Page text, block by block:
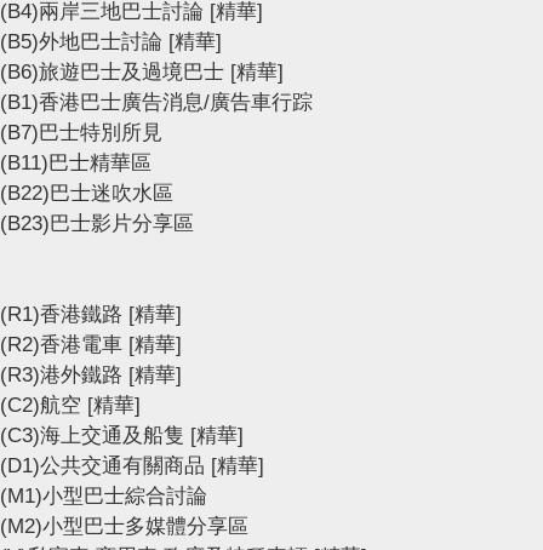
(B4)兩岸三地巴士討論 [精華]
(B5)外地巴士討論 [精華]
(B6)旅遊巴士及過境巴士 [精華]
(B1)香港巴士廣告消息/廣告車行踪
(B7)巴士特別所見
(B11)巴士精華區
(B22)巴士迷吹水區
(B23)巴士影片分享區
(R1)香港鐵路 [精華]
(R2)香港電車 [精華]
(R3)港外鐵路 [精華]
(C2)航空 [精華]
(C3)海上交通及船隻 [精華]
(D1)公共交通有關商品 [精華]
(M1)小型巴士綜合討論
(M2)小型巴士多媒體分享區